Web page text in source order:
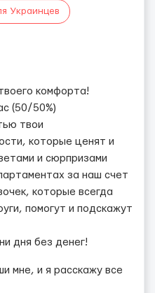
Украинцев
комфорта!
(50/50%)
твои
которые ценят и
и сюрпризами
за наш счет
которые всегда
помогут и подскажут
дня без денег!
мне, и я расскажу все